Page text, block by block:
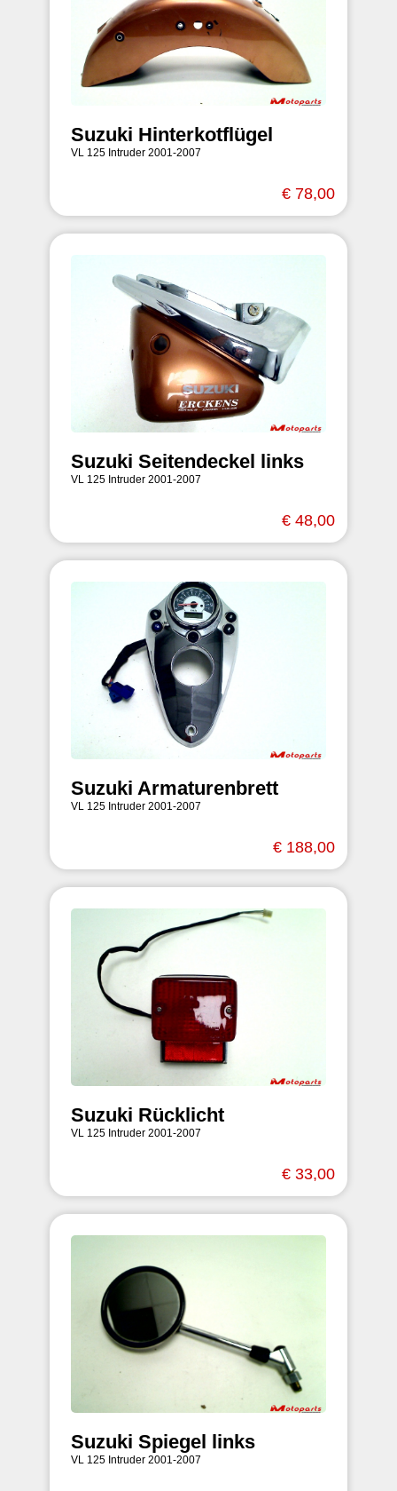
Suzuki Hinterkotflügel
VL 125 Intruder 2001-2007
€ 78,00
Suzuki Seitendeckel links
VL 125 Intruder 2001-2007
€ 48,00
Suzuki Armaturenbrett
VL 125 Intruder 2001-2007
€ 188,00
Suzuki Rücklicht
VL 125 Intruder 2001-2007
€ 33,00
Suzuki Spiegel links
VL 125 Intruder 2001-2007